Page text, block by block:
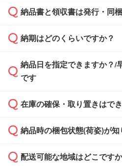
基本的には先入金をお願い
どの場合は、月末締め翌月
また、卒業・卒園記念品で
校や幼稚園・保育園であれ
ご希望の際は担当スタッフ
ください。
納品書と領収書は発行・同
納品書・領収書は ご依頼を
ず、通常はPDFデータをメ
ます。
たは注文フォームの『ご注
納期はどのくらいですか？
・印刷する場合(500個程度)
ご入金、イメージ画像の
ご入金確認後、1～2営業
納品日を指定できますか？/
です
ご希望の納期がある場合は
い。
応が可能かご案内いたしま
在庫の確保・取り置きはで
ご入金確認後に在庫を確保
はできかねますので予めご
納品時の梱包状態(荷姿)が
商品によって異なります。
配送可能な地域はどこです